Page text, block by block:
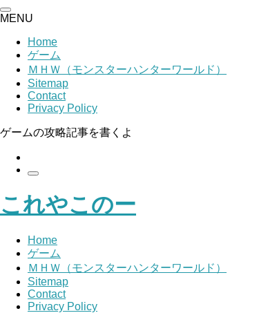
MENU
Home
ゲーム
ＭＨＷ（モンスターハンターワールド）
Sitemap
Contact
Privacy Policy
ゲームの攻略記事を書くよ
これやこのー
Home
ゲーム
ＭＨＷ（モンスターハンターワールド）
Sitemap
Contact
Privacy Policy